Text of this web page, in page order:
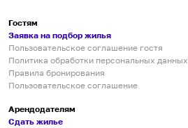
Гостям
Заявка на подбор жилья
Пользовательское соглашение гостя
Политика обработки персональных данных
Правила бронирования
Пользовательское соглашение
Арендодателям
Сдать жилье